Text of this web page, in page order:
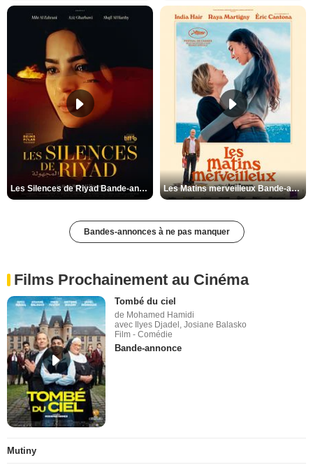
Les Silences de Riyad Bande-annonce VO STFR Les Matins merveilleux Bande-annonce VF
Bandes-annonces à ne pas manquer
Films Prochainement au Cinéma
Tombé du ciel
de Mohamed Hamidi
avec Ilyes Djadel, Josiane Balasko
Film - Comédie
Bande-annonce
Mutiny